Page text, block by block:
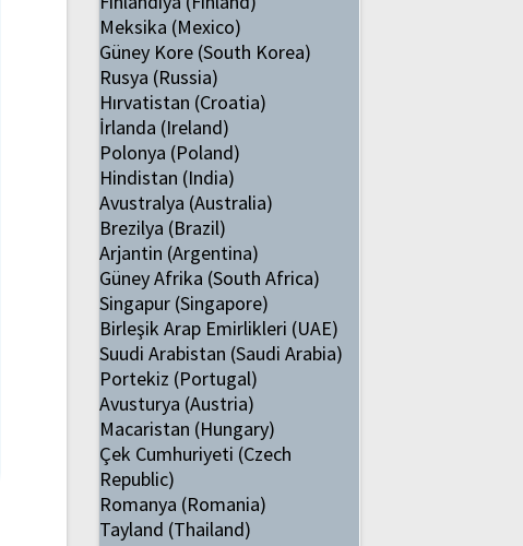
Meksika (Mexico)
Güney Kore (South Korea)
Rusya (Russia)
Hırvatistan (Croatia)
İrlanda (Ireland)
Polonya (Poland)
Hindistan (India)
Avustralya (Australia)
Brezilya (Brazil)
Arjantin (Argentina)
Güney Afrika (South Africa)
Singapur (Singapore)
Birleşik Arap Emirlikleri (UAE)
Suudi Arabistan (Saudi Arabia)
Portekiz (Portugal)
Avusturya (Austria)
Macaristan (Hungary)
Çek Cumhuriyeti (Czech
Republic)
Romanya (Romania)
Tayland (Thailand)